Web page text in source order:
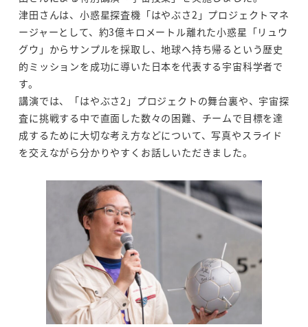
津田さんは、小惑星探査機「はやぶさ2」プロジェクトマネ
ージャーとして、約3億キロメートル離れた小惑星「リュウ
グウ」からサンプルを採取し、地球へ持ち帰るという歴史
的ミッションを成功に導いた日本を代表する宇宙科学者で
す。
講演では、「はやぶさ2」プロジェクトの舞台裏や、宇宙探
査に挑戦する中で直面した数々の困難、チームで目標を達
成するために大切な考え方などについて、写真やスライド
を交えながら分かりやすくお話しいただきました。